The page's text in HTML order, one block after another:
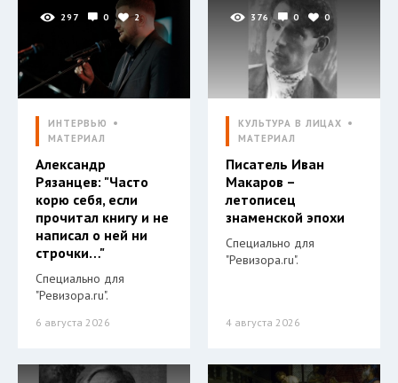
297 0 2
ИНТЕРВЬЮ
МАТЕРИАЛ
Александр
Рязанцев: "Часто
корю себя, если
прочитал книгу и не
написал о ней ни
строчки…"
Специально для
"Ревизора.ru".
6 августа 2026
376 0 0
КУЛЬТУРА В ЛИЦАХ
МАТЕРИАЛ
Писатель Иван
Макаров –
летописец
знаменской эпохи
Специально для
"Ревизора.ru".
4 августа 2026